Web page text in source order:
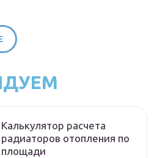
Калькулятор расчета
радиаторов отопления по
площади